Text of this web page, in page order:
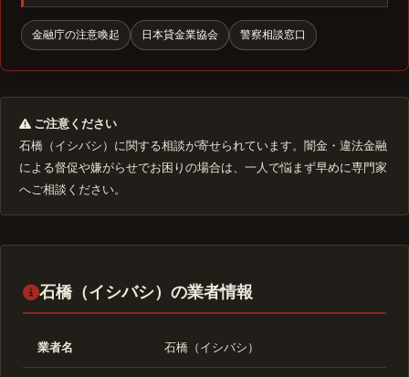
金融庁の注意喚起 日本貸金業協会 警察相談窓口
ご注意ください
石橋（イシバシ）に関する相談が寄せられています。闇金・違法金融
による督促や嫌がらせでお困りの場合は、一人で悩まず早めに専門家
へご相談ください。
石橋（イシバシ）の業者情報
業者名 石橋（イシバシ）